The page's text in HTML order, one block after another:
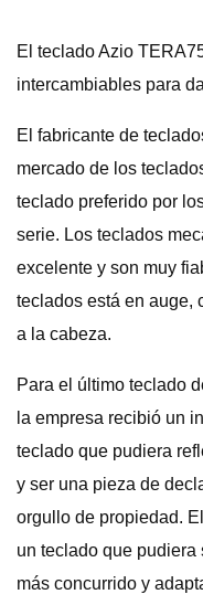
El teclado Azio
intercambiables para
El fabricante de
mercado de los
teclado preferido por
serie. Los teclados
excelente y son muy
teclados está en auge,
a la cabeza.
Para el último teclado
la empresa recibió un
teclado que pudiera
y ser una pieza de
orgullo de propiedad.
un teclado que pudiera
más concurrido y